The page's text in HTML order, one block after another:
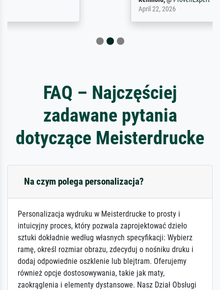
FAQ – Najczęściej
zadawane pytania
dotyczące Meisterdrucke
Na czym polega personalizacja?
Personalizacja wydruku w Meisterdrucke to prosty i
intuicyjny proces, który pozwala zaprojektować dzieło
sztuki dokładnie według własnych specyfikacji: Wybierz
ramę, określ rozmiar obrazu, zdecyduj o nośniku druku i
dodaj odpowiednie oszklenie lub blejtram. Oferujemy
również opcje dostosowywania, takie jak maty,
zaokrąglenia i elementy dystansowe. Nasz Dział Obsługi